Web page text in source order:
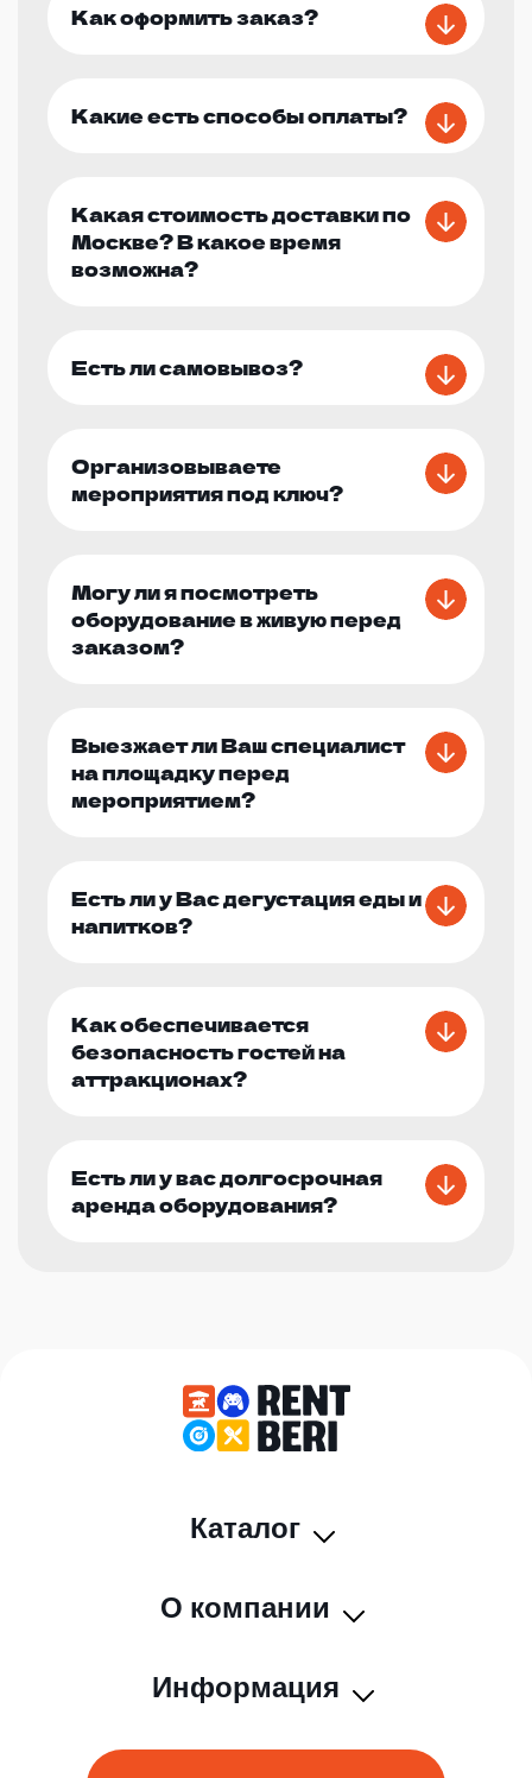
Как оформить заказ?
Какие есть способы оплаты?
Какая стоимость доставки по
Москве? В какое время
возможна?
Есть ли самовывоз?
Организовываете
мероприятия под ключ?
Могу ли я посмотреть
оборудование в живую перед
заказом?
Выезжает ли Ваш специалист
на площадку перед
мероприятием?
Есть ли у Вас дегустация еды и
напитков?
Как обеспечивается
безопасность гостей на
аттракционах?
Есть ли у вас долгосрочная
аренда оборудования?
Каталог
О компании
Информация